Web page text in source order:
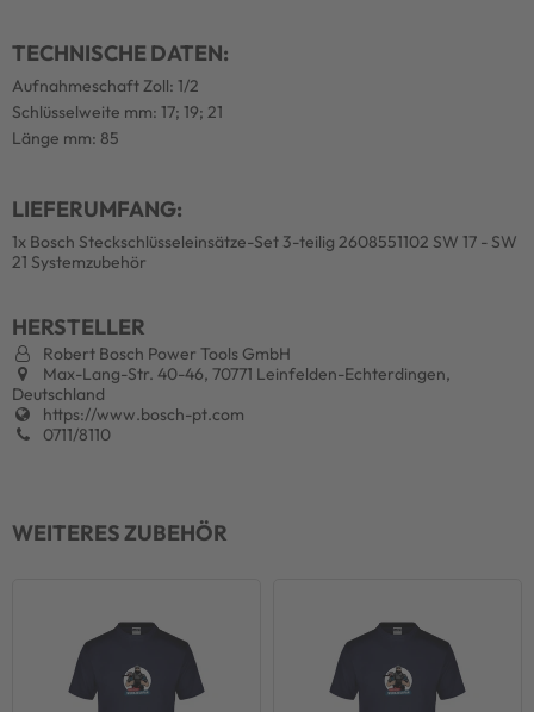
TECHNISCHE DATEN:
Aufnahmeschaft Zoll: 1/2
Schlüsselweite mm: 17; 19; 21
Länge mm: 85
LIEFERUMFANG:
1x Bosch Steckschlüsseleinsätze-Set 3-teilig 2608551102 SW 17 - SW
21 Systemzubehör
HERSTELLER
Robert Bosch Power Tools GmbH
Max-Lang-Str. 40-46, 70771 Leinfelden-Echterdingen,
Deutschland
https://www.bosch-pt.com
0711/8110
WEITERES ZUBEHÖR